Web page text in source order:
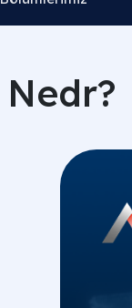
Nedr?